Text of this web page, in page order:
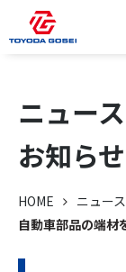
ニュー
お知らせ
HOME
ニュー
自動車部品の端材